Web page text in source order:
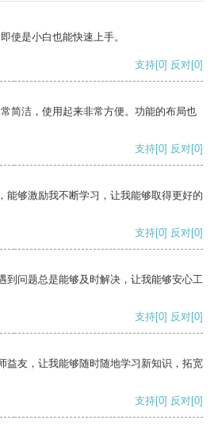
使是小白也能快速上手。
支持[0] 反对[0]
简洁，使用起来非常方便。功能的布局也
支持[0] 反对[0]
能够激励我不断学习，让我能够取得更好的
支持[0] 反对[0]
到问题总是能够及时解决，让我能够安心工
支持[0] 反对[0]
益友，让我能够随时随地学习新知识，拓宽
支持[0] 反对[0]